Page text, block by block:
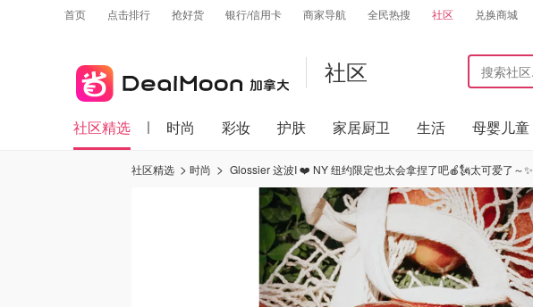
首页 点击排行 抢好货 银行/信用卡 商家导航 全民热搜 社区 兑换商城
社区
社区精选 时尚 彩妆 护肤 家居厨卫 生活 母婴儿童
社区精选 时尚 Glossier 这波I ❤️ NY 纽约限定也太会拿捏了吧🍎🗽太可爱了～✨